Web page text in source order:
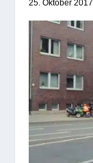
25. Oktober 2017